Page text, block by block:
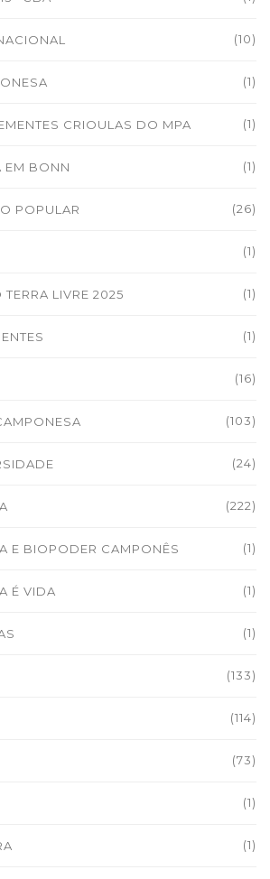
(10)
(1)
CRIOULAS DO MPA (1)
EM BONN (1)
POPULAR (26)
(1)
LIVRE 2025 (1)
(1)
(16)
(103)
(24)
(222)
E BIOPODER CAMPONÊS (1)
É VIDA (1)
(1)
(133)
(114)
(73)
(1)
(1)